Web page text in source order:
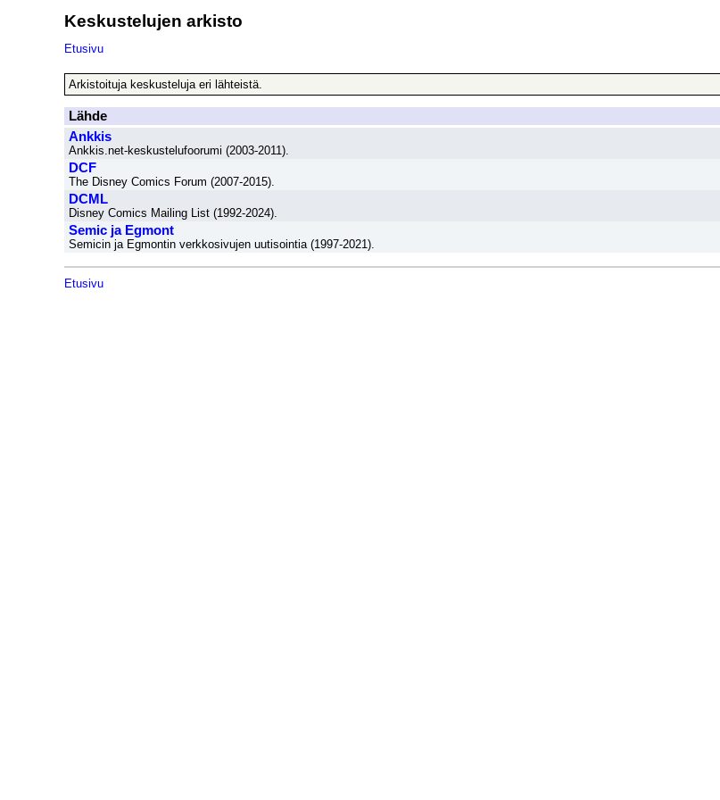
Keskustelujen arkisto
Etusivu
Arkistoituja keskusteluja eri lähteistä.
Lähde
Ankkis
Ankkis.net-keskustelufoorumi (2003-2011).
DCF
The Disney Comics Forum (2007-2015).
DCML
Disney Comics Mailing List (1992-2024).
Semic ja Egmont
Semicin ja Egmontin verkkosivujen uutisointia (1997-2021).
Etusivu